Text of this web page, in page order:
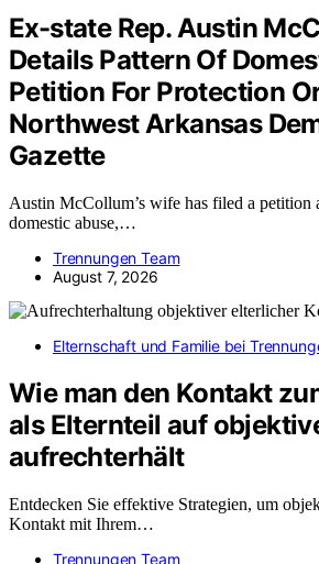
Ex-state Rep. Austin
Details Pattern Of
Petition For Protection
Northwest Arkansas
Gazette
Austin McCollum’s wife has filed a petition
domestic abuse,…
Trennungen Team
August 7, 2026
Elternschaft und Familie bei
Wie man den Kontakt
als Elternteil auf
aufrechterhält
Entdecken Sie effektive Strategien, um
Kontakt mit Ihrem…
Trennungen Team